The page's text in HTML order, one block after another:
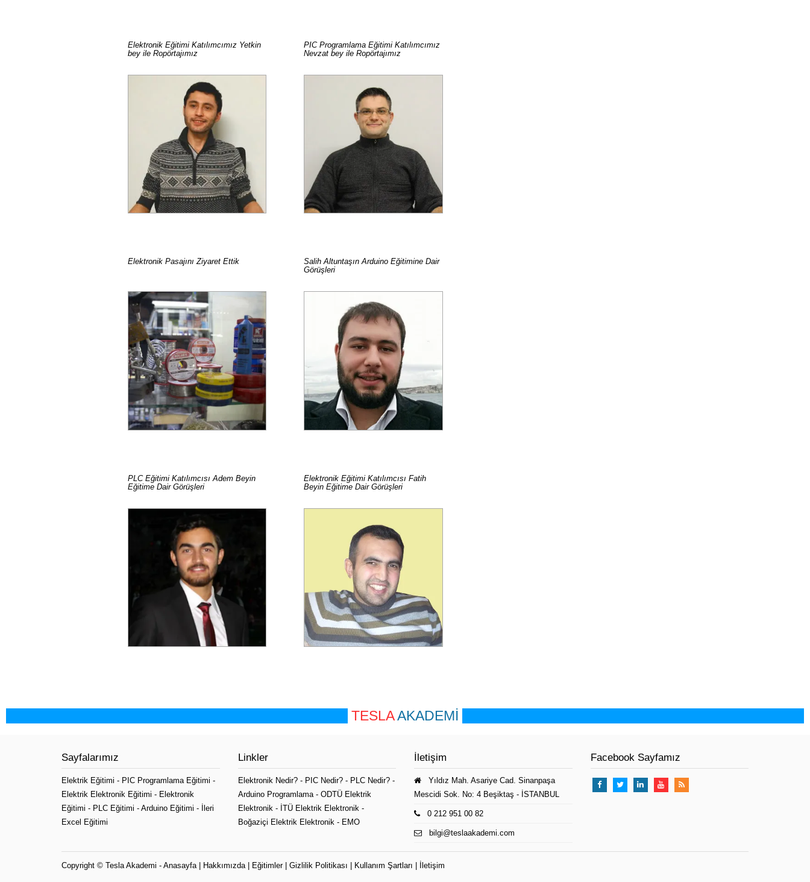
Elektronik Eğitimi Katılımcımız Yetkin
bey ile Ropörtajımız
PIC Programlama Eğitimi Katılımcımız
Nevzat bey ile Ropörtajımız
Elektronik Pasajını Ziyaret Ettik
Salih Altuntaşın Arduino Eğitimine Dair
Görüşleri
PLC Eğitimi Katılımcısı Adem Beyin
Eğitime Dair Görüşleri
Elektronik Eğitimi Katılımcısı Fatih
Beyin Eğitime Dair Görüşleri
TESLAAKADEMİ
Sayfalarımız
Elektrik Eğitimi - PIC Programlama Eğitimi -
Elektrik Elektronik Eğitimi - Elektronik
Eğitimi - PLC Eğitimi - Arduino Eğitimi -
İleri
Excel Eğitimi
Linkler
Elektronik Nedir?- PIC Nedir?- PLC Nedir?-
Arduino Programlama- ODTÜ Elektrik
Elektronik- İTÜ Elektrik Elektronik-
Boğaziçi Elektrik Elektronik- EMO
İletişim
Yıldız Mah. Asariye Cad. Sinanpaşa
Mescidi Sok. No: 4 Beşiktaş - İSTANBUL
0 212 951 00 82
bilgi@teslaakademi.com
Facebook Sayfamız
Copyright © Tesla Akademi - Anasayfa| Hakkımızda| Eğitimler| Gizlilik Politikası Kullanım Şartları İletişim